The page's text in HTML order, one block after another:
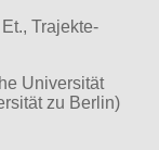
Trajekte-
Universität
zu Berlin)